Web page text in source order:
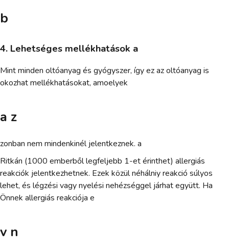
b
4. Lehetséges mellékhatások a
Mint minden oltóanyag és gyógyszer, így ez az oltóanyag is
okozhat mellékhatásokat, amoelyek
a z
zonban nem mindenkinél jelentkeznek. a
Ritkán (1000 emberből legfeljebb 1-et érinthet) allergiás
reakciók jelentkezhetnek. Ezek közül néhálniy reakció súlyos
lehet, és légzési vagy nyelési nehézséggel járhat együtt. Ha
Önnek allergiás reakciója e
v n